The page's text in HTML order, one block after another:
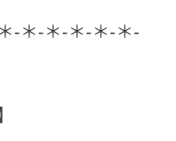
-＊-＊-＊-＊-＊-